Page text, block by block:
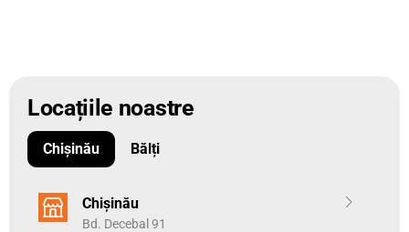
Locațiile noastre
Chișinău Bălți
Chișinău
Bd. Decebal 91